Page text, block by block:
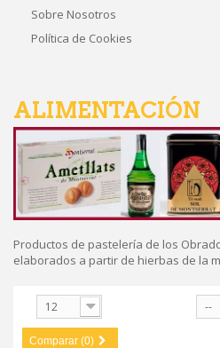
Sobre Nosotros
Política de Cookies
ALIMENTACIÓN
Productos de pastelería de los
elaborados a partir de hierbas de la
--
12
Comparar (0)